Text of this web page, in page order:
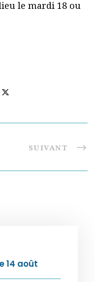
le mardi 18 ou
SUIVANT
14 août